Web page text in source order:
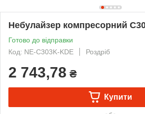
Небулайзер компресорний
Готово до відправки
Код: NE-C303K-KDE
Роздріб
2 743,78 ₴
Купити